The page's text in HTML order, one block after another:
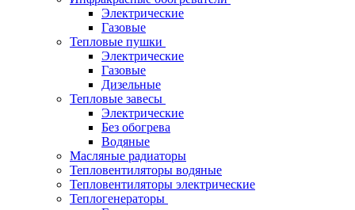
Электрические
Газовые
Тепловые пушки
Электрические
Газовые
Дизельные
Тепловые завесы
Электрические
Без обогрева
Водяные
Масляные радиаторы
Тепловентиляторы водяные
Тепловентиляторы электрические
Теплогенераторы